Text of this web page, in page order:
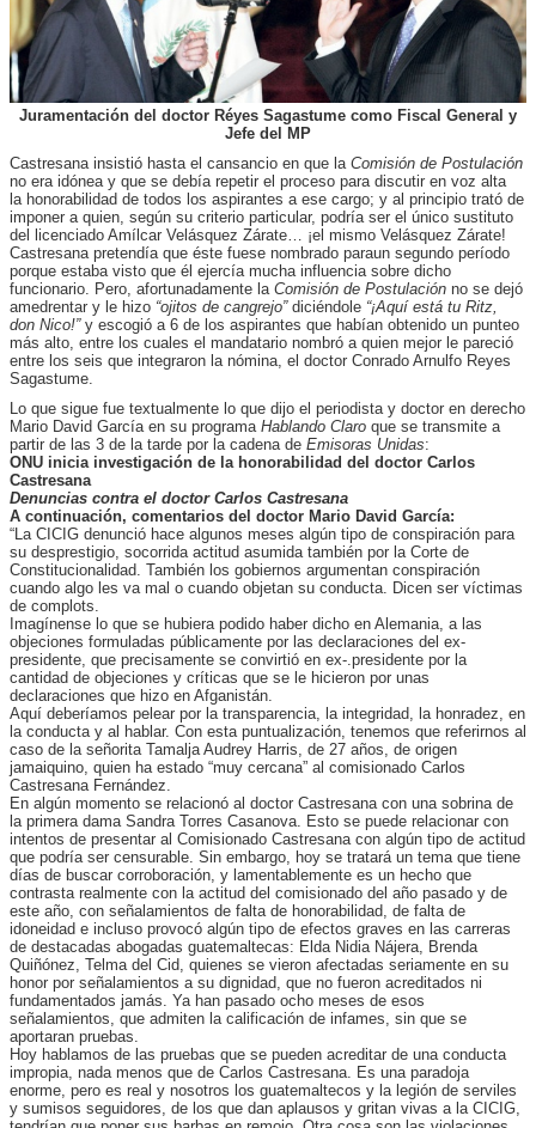
Juramentación del doctor Réyes Sagastume como Fiscal General y
Jefe del MP
Castresana insistió hasta el cansancio en que la Comisión de Postulación
no era idónea y que se debía repetir el proceso para discutir en voz alta
la honorabilidad de todos los aspirantes a ese cargo; y al principio trató de
imponer a quien, según su criterio particular, podría ser el único sustituto
del licenciado Amílcar Velásquez Zárate… ¡el mismo Velásquez Zárate!
Castresana pretendía que éste fuese nombrado paraun segundo período
porque estaba visto que él ejercía mucha influencia sobre dicho
funcionario. Pero, afortunadamente la Comisión de Postulación no se dejó
amedrentar y le hizo “ojitos de cangrejo”diciéndole “¡Aquí está tu Ritz,
don Nico!”y escogió a 6 de los aspirantes que habían obtenido un punteo
más alto, entre los cuales el mandatario nombró a quien mejor le pareció
entre los seis que integraron la nómina, el doctor Conrado Arnulfo Reyes
Sagastume.
Lo que sigue fue textualmente lo que dijo el periodista y doctor en derecho
Mario David García en su programa Hablando Claro que se transmite a
partir de las 3 de la tarde por la cadena de Emisoras Unidas:
ONU inicia investigación de la honorabilidad del doctor Carlos
Castresana
Denuncias contra el doctor Carlos Castresana
A continuación, comentarios del doctor Mario David García:
“La CICIG denunció hace algunos meses algún tipo de conspiración para
su desprestigio, socorrida actitud asumida también por la Corte de
Constitucionalidad. También los gobiernos argumentan conspiración
cuando algo les va mal o cuando objetan su conducta. Dicen ser víctimas
de complots.
Imagínense lo que se hubiera podido haber dicho en Alemania, a las
objeciones formuladas públicamente por las declaraciones del ex-
presidente, que precisamente se convirtió en ex-.presidente por la
cantidad de objeciones y críticas que se le hicieron por unas
declaraciones que hizo en Afganistán.
Aquí deberíamos pelear por la transparencia, la integridad, la honradez, en
la conducta y al hablar. Con esta puntualización, tenemos que referirnos al
caso de la señorita Tamalja Audrey Harris, de 27 años, de origen
jamaiquino, quien ha estado “muy cercana” al comisionado Carlos
Castresana Fernández.
En algún momento se relacionó al doctor Castresana con una sobrina de
la primera dama Sandra Torres Casanova. Esto se puede relacionar con
intentos de presentar al Comisionado Castresana con algún tipo de actitud
que podría ser censurable. Sin embargo, hoy se tratará un tema que tiene
días de buscar corroboración, y lamentablemente es un hecho que
contrasta realmente con la actitud del comisionado del año pasado y de
este año, con señalamientos de falta de honorabilidad, de falta de
idoneidad e incluso provocó algún tipo de efectos graves en las carreras
de destacadas abogadas guatemaltecas: Elda Nidia Nájera, Brenda
Quiñónez, Telma del Cid, quienes se vieron afectadas seriamente en su
honor por señalamientos a su dignidad, que no fueron acreditados ni
fundamentados jamás. Ya han pasado ocho meses de esos
señalamientos, que admiten la calificación de infames, sin que se
aportaran pruebas.
Hoy hablamos de las pruebas que se pueden acreditar de una conducta
impropia, nada menos que de Carlos Castresana. Es una paradoja
enorme, pero es real y nosotros los guatemaltecos y la legión de serviles
y sumisos seguidores, de los que dan aplausos y gritan vivas a la CICIG,